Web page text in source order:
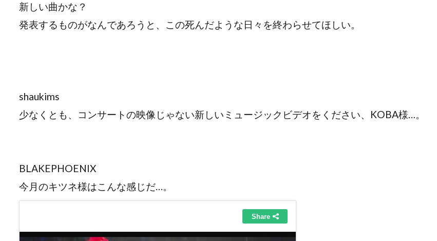
新しい曲かな？
発表するものがなんであろうと、この死んだような日々を終わらせてほしい。
shaukims
少なくとも、コンサートの映像じゃない新しいミュージックビデオをください、KOBA様…。
BLAKEPHOENIX
今月のキツネ様はこんな感じだ…。